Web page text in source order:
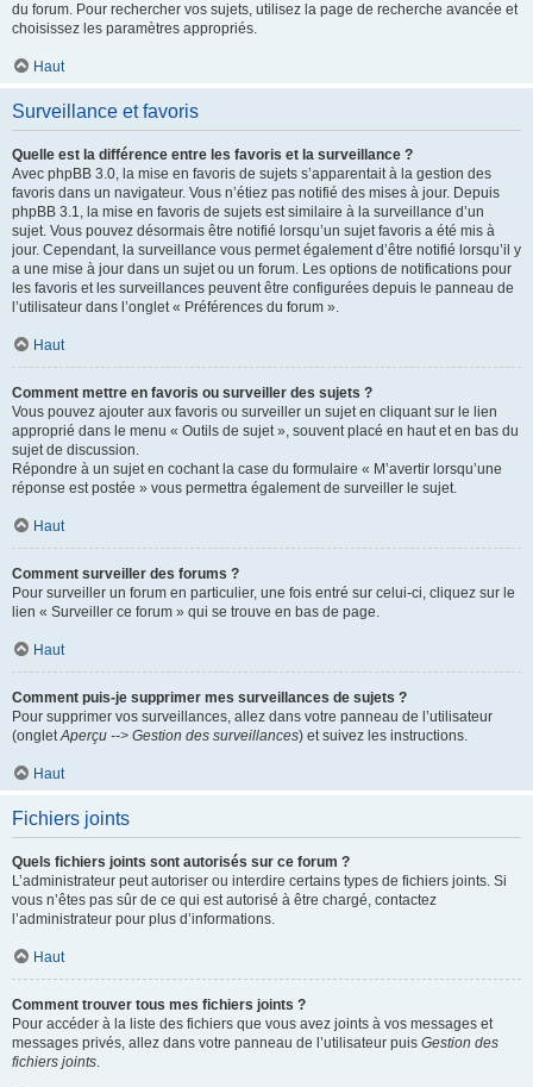
du forum. Pour rechercher vos sujets, utilisez la page de recherche avancée et
choisissez les paramètres appropriés.
Haut
Surveillance et favoris
Quelle est la différence entre les favoris et la surveillance ?
Avec phpBB 3.0, la mise en favoris de sujets s’apparentait à la gestion des
favoris dans un navigateur. Vous n’étiez pas notifié des mises à jour. Depuis
phpBB 3.1, la mise en favoris de sujets est similaire à la surveillance d’un
sujet. Vous pouvez désormais être notifié lorsqu’un sujet favoris a été mis à
jour. Cependant, la surveillance vous permet également d’être notifié lorsqu’il y
a une mise à jour dans un sujet ou un forum. Les options de notifications pour
les favoris et les surveillances peuvent être configurées depuis le panneau de
l’utilisateur dans l’onglet « Préférences du forum ».
Haut
Comment mettre en favoris ou surveiller des sujets ?
Vous pouvez ajouter aux favoris ou surveiller un sujet en cliquant sur le lien
approprié dans le menu « Outils de sujet », souvent placé en haut et en bas du
sujet de discussion.
Répondre à un sujet en cochant la case du formulaire « M’avertir lorsqu’une
réponse est postée » vous permettra également de surveiller le sujet.
Haut
Comment surveiller des forums ?
Pour surveiller un forum en particulier, une fois entré sur celui-ci, cliquez sur le
lien « Surveiller ce forum » qui se trouve en bas de page.
Haut
Comment puis-je supprimer mes surveillances de sujets ?
Pour supprimer vos surveillances, allez dans votre panneau de l’utilisateur
(ongletAperçu --> Gestion des surveillances) et suivez les instructions.
Haut
Fichiers joints
Quels fichiers joints sont autorisés sur ce forum ?
L’administrateur peut autoriser ou interdire certains types de fichiers joints. Si
vous n’êtes pas sûr de ce qui est autorisé à être chargé, contactez
l’administrateur pour plus d’informations.
Haut
Comment trouver tous mes fichiers joints ?
Pour accéder à la liste des fichiers que vous avez joints à vos messages et
messages privés, allez dans votre panneau de l’utilisateur puis Gestion des
fichiers joints.